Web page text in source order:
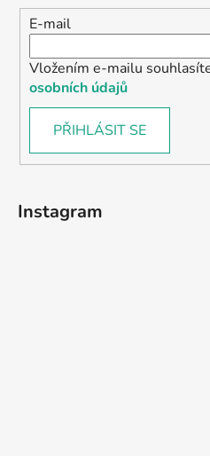
E-mail
Vložením e-mailu
osobních údajů
PŘIHLÁSIT SE
Instagram